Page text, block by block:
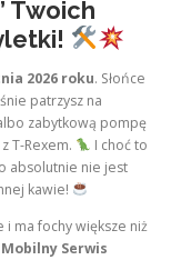
Twoich
2026 roku. Słońce
patrzysz na
zabytkową pompę
T-Rexem.
I choć to
absolutnie nie jest
kawie!
i ma fochy większe niż
Mobilny Serwis